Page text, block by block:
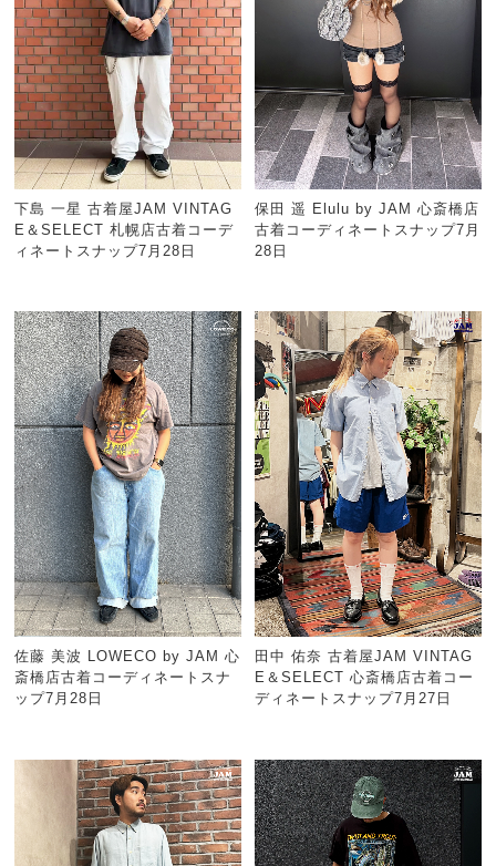
下島 一星 古着屋JAM VINTAG
E＆SELECT 札幌店古着コーデ
ィネートスナップ7月28日
保田 遥 Elulu by JAM 心斎橋店
古着コーディネートスナップ7月
28日
佐藤 美波 LOWECO by JAM 心
斎橋店古着コーディネートスナ
ップ7月28日
田中 佑奈 古着屋JAM VINTAG
E＆SELECT 心斎橋店古着コー
ディネートスナップ7月27日